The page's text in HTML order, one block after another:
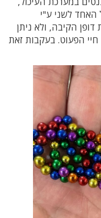
האחד לשני ע"י
הקיבה, ולא ניתן
הפעוט. בעקבות זאת